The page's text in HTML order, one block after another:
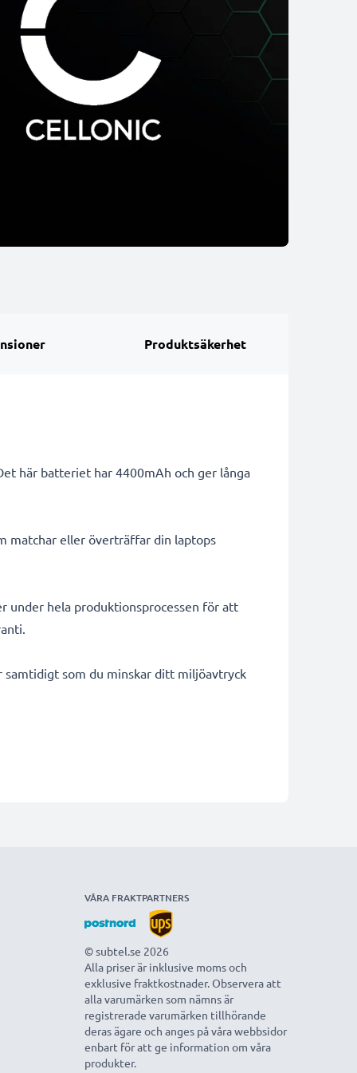
Produktsäkerhet
här batteriet har 4400mAh och ger långa
matchar eller överträffar din laptops
under hela produktionsprocessen för att
som du minskar ditt miljöavtryck
VÅRA FRAKTPARTNERS
© subtel.se 2026
Alla priser är inklusive moms och
exklusive fraktkostnader. Observera att
alla varumärken som nämns är
registrerade varumärken tillhörande
deras ägare och anges på våra webbsidor
enbart för att ge information om våra
produkter.